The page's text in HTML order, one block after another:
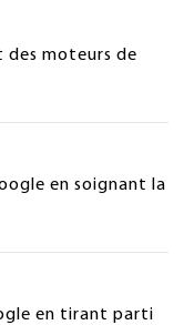
moteurs de
en soignant la
en tirant parti